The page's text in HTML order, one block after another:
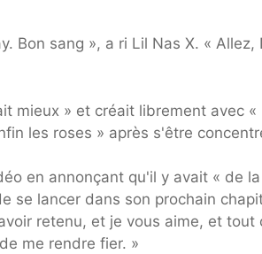
Bon sang », a ri Lil Nas X. «
mieux » et créait librement avec
les roses » après s'être
en annonçant qu'il y avait « de
se lancer dans son prochain
retenu, et je vous aime, et
me rendre fier. »